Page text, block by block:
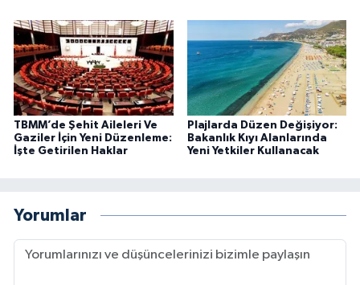
TBMM’de Şehit Aileleri Ve
Gaziler İçin Yeni Düzenleme:
İşte Getirilen Haklar
Plajlarda Düzen Değişiyor:
Bakanlık Kıyı Alanlarında
Yeni Yetkiler Kullanacak
Yorumlar